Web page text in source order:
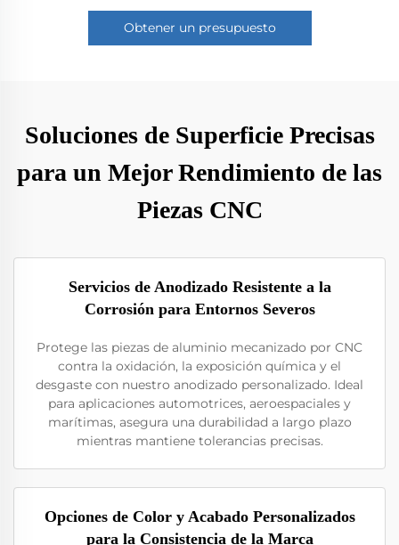
Obtener un presupuesto
Soluciones de Superficie Precisas
para un Mejor Rendimiento de las
Piezas CNC
Servicios de Anodizado Resistente a la
Corrosión para Entornos Severos
Protege las piezas de aluminio mecanizado por CNC
contra la oxidación, la exposición química y el
desgaste con nuestro anodizado personalizado. Ideal
para aplicaciones automotrices, aeroespaciales y
marítimas, asegura una durabilidad a largo plazo
mientras mantiene tolerancias precisas.
Opciones de Color y Acabado Personalizados
para la Consistencia de la Marca